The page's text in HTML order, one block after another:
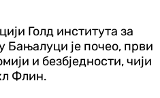
Голд института за
Бањалуци је почео, први
и безбједности, чији
Флин.